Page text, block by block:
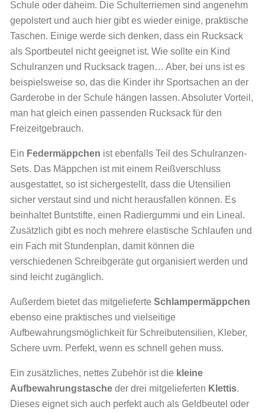
Schule oder daheim. Die Schulterriemen sind angenehm
gepolstert und auch hier gibt es wieder einige, praktische
Taschen. Einige werde sich denken, dass ein Rucksack
als Sportbeutel nicht geeignet ist. Wie sollte ein Kind
Schulranzen und Rucksack tragen… Aber, bei uns ist es
beispielsweise so, das die Kinder ihr Sportsachen an der
Garderobe in der Schule hängen lassen. Absoluter Vorteil,
man hat gleich einen passenden Rucksack für den
Freizeitgebrauch.
Ein Federmäppchen ist ebenfalls Teil des Schulranzen-
Sets. Das Mäppchen ist mit einem Reißverschluss
ausgestattet, so ist sichergestellt, dass die Utensilien
sicher verstaut sind und nicht herausfallen können. Es
beinhaltet Buntstifte, einen Radiergummi und ein Lineal.
Zusätzlich gibt es noch mehrere elastische Schlaufen und
ein Fach mit Stundenplan, damit können die
verschiedenen Schreibgeräte gut organisiert werden und
sind leicht zugänglich.
Außerdem bietet das mitgelieferte Schlampermäppchen
ebenso eine praktisches und vielseitige
Aufbewahrungsmöglichkeit für Schreibutensilien, Kleber,
Schere uvm. Perfekt, wenn es schnell gehen muss.
Ein zusätzliches, nettes Zubehör ist die kleine
Aufbewahrungstascheder drei mitgelieferten Klettis.
Dieses eignet sich auch perfekt auch als Geldbeutel oder